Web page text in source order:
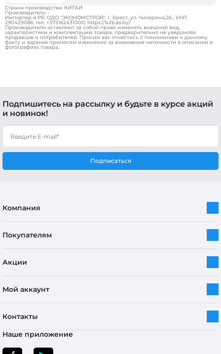
Страна производства: КИТАЙ
Производитель: -
Импортер в РБ: ОДО "ЭКОНОМСТРОЙ", г. Брест, ул. Чичерина,26 , УНП
290429086, тел. +375162431000, https://b2b.es.by/
Производители оставляют за собой право изменять внешний вид,
характеристики и комплектацию товара, предварительно не уведомляя
продавцов и потребителей. Просим вас отнестись с пониманием к данному
факту и заранее приносим извинения за возможные неточности в описании и
фотографиях товара.
Подпишитесь на рассылку и будьте в курсе акций
и новинок!
Подписаться
Компания
Покупателям
Акции
Мой аккаунт
Контакты
Наше приложение